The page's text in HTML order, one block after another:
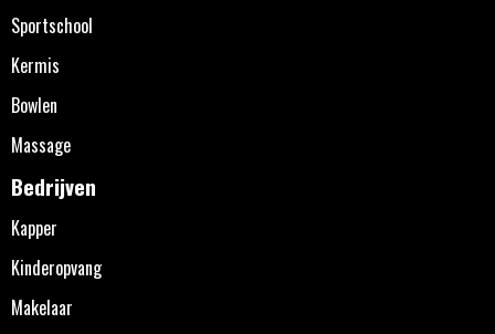
Sportschool
Kermis
Bowlen
Massage
Bedrijven
Kapper
Kinderopvang
Makelaar